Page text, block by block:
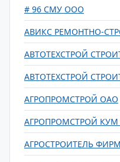
# 96 СМУ ООО
АВИКС РЕМОНТНО-
АВТОТЕХСТРОЙ
АВТОТЕХСТРОЙ
АГРОПРОМСТРОЙ ОАО
АГРОПРОМСТРОЙ
АГРОСТРОИТЕЛЬ